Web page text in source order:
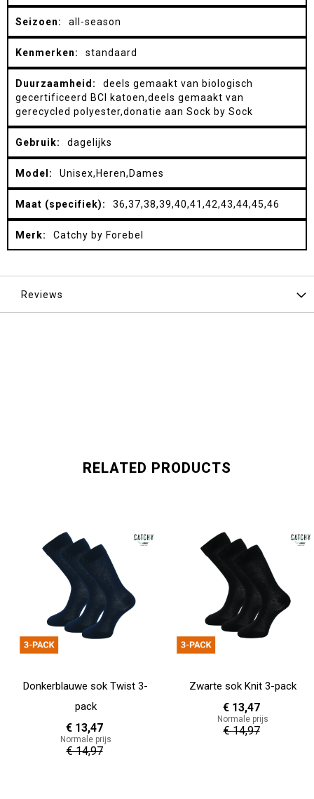
all-season
standaard
deels gemaakt van biologisch
gecertificeerd BCI katoen,deels gemaakt van
gerecycled polyester,donatie aan Sock by Sock
dagelijks
Unisex,Heren,Dames
36,37,38,39,40,41,42,43,44,45,46
Catchy by Forebel
Reviews
RELATED PRODUCTS
Donkerblauwe sok Twist 3-
pack
€ 13,47
Normale prijs
€ 14,97
Zwarte sok Knit 3-pack
€ 13,47
Normale prijs
€ 14,97